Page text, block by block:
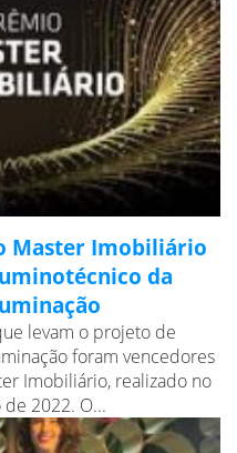
Master Imobiliário
da
levam o projeto de
foram vencedores
Imobiliário, realizado no
2022. O...